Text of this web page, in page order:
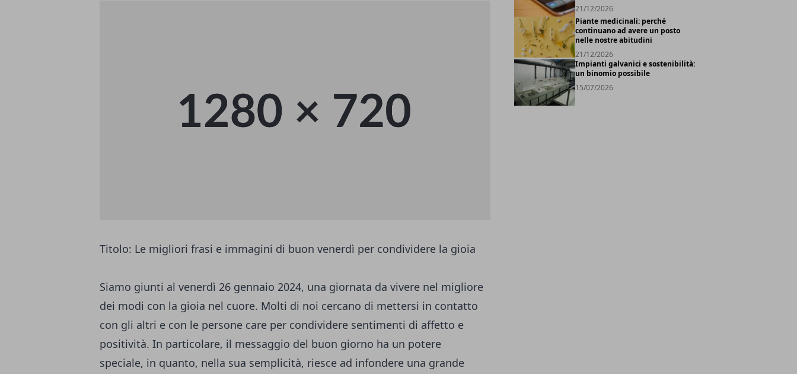
Titolo: Le migliori frasi e immagini di buon venerdì per condividere la gioia
Siamo giunti al venerdì 26 gennaio 2024, una giornata da vivere nel migliore
dei modi con la gioia nel cuore. Molti di noi cercano di mettersi in contatto
con gli altri e con le persone care per condividere sentimenti di affetto e
positività. In particolare, il messaggio del buon giorno ha un potere
speciale, in quanto, nella sua semplicità, riesce ad infondere una grande
21/12/2026
Piante medicinali: perché
continuano ad avere un posto
nelle nostre abitudini
21/12/2026
Impianti galvanici e sostenibilità:
un binomio possibile
15/07/2026